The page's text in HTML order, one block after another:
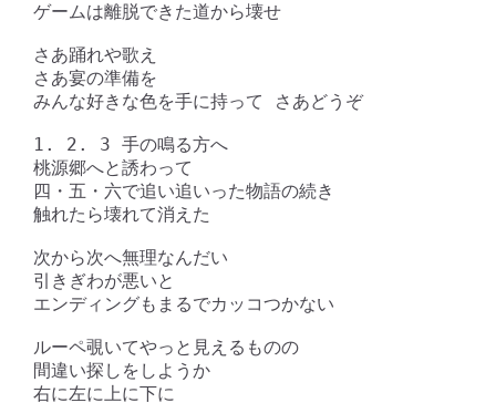
ゲームは離脱できた道から壊せ
さあ踊れや歌え
さあ宴の準備を
みんな好きな色を手に持って さあどうぞ
1. 2. 3 手の鳴る方へ
桃源郷へと誘わって
四・五・六で追い追いった物語の続き
触れたら壊れて消えた
次から次へ無理なんだい
引きぎわが悪いと
エンディングもまるでカッコつかない
ルーペ覗いてやっと見えるものの
間違い探しをしようか
右に左に上に下に